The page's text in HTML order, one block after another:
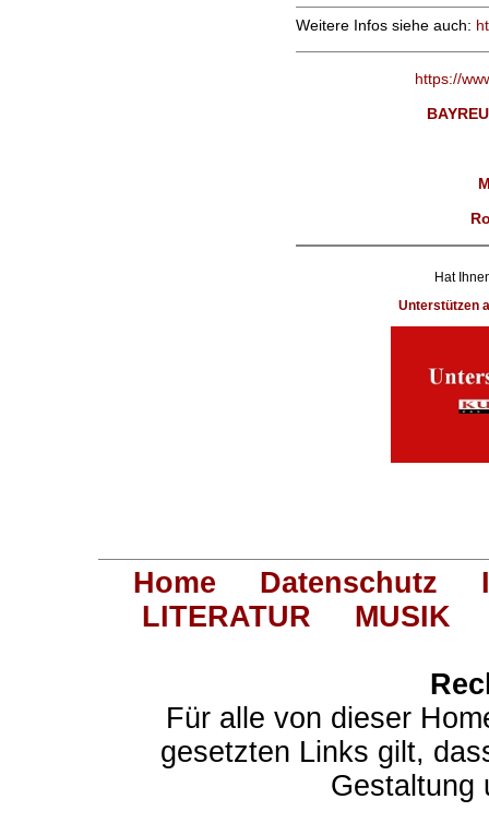
Weitere Infos siehe auch:
https://
Hat
Unterstützen
Home Datenschutz
LITERATUR
MUSIK
Für alle von dieser
gesetzten Links gilt,
Gestaltung